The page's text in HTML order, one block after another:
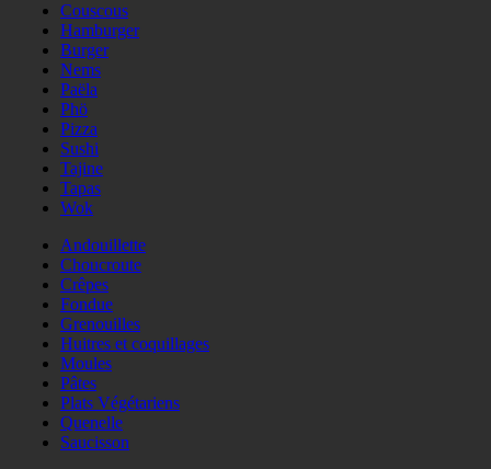
Couscous
Hamburger
Burger
Nems
Paëla
Phö
Pizza
Sushi
Tajine
Tapas
Wok
Andouillette
Choucroute
Crêpes
Fondue
Grenouilles
Huitres et coquillages
Moules
Pâtes
Plats Végétariens
Quenelle
Saucisson